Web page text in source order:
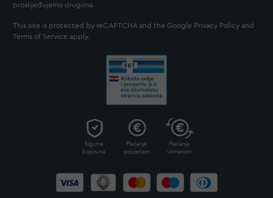
proslijeđujemo drugima.
This site is protected by reCAPTCHA and the Google Privacy Policy and
Terms of Service apply.
Sigurna
kupovina
Plaćanje
pouzećem
Plaćanje
virmanom